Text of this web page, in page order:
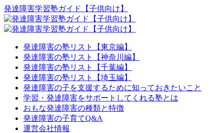
発達障害学習塾ガイド【子供向け】
発達障害の塾リスト【東京編】
発達障害の塾リスト【神奈川編】
発達障害の塾リスト【千葉編】
発達障害の塾リスト【埼玉編】
発達障害の子を支援するために知っておきたいこと
学習・発達障害をサポートしてくれる塾とは
おもな発達障害の種類と特徴
発達障害の子育てQ&A
運営会社情報